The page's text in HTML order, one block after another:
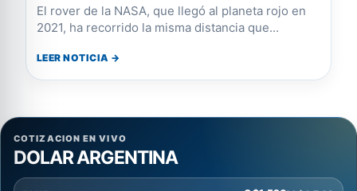
El rover de la NASA, que llegó al planeta rojo en
2021, ha recorrido la misma distancia que...
LEER NOTICIA →
COTIZACION EN VIVO
DOLAR ARGENTINA